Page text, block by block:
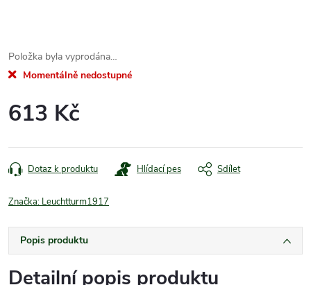
Položka byla vyprodána…
Momentálně nedostupné
613 Kč
cena:
Dotaz k produktu Hlídací pes Sdílet
Značka: Leuchtturm1917
Popis produktu
Detailní popis produktu